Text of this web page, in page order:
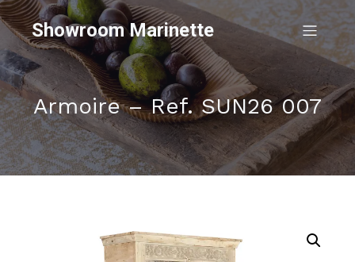
Showroom Marinette
Armoire – Ref. SUN26 007